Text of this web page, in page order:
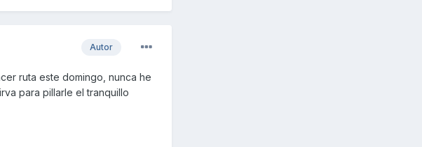
Autor
ruta este domingo, nunca he
para pillarle el tranquillo